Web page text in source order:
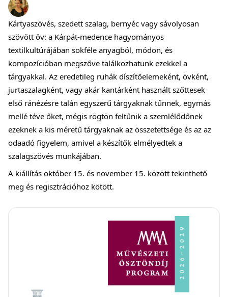
Kártyaszövés, szedett szalag, bernyéc vagy sávolyosan
szövött öv: a Kárpát-medence hagyományos
textilkultúrájában sokféle anyagból, módon, és
kompozícióban megszőve találkozhatunk ezekkel a
tárgyakkal. Az eredetileg ruhák díszítőelemeként, övként,
jurtaszalagként, vagy akár kantárként használt szőttesek
első ránézésre talán egyszerű tárgyaknak tűnnek, egymás
mellé téve őket, mégis rögtön feltűnik a szemlélődőnek
ezeknek a kis méretű tárgyaknak az összetettsége és az az
odaadó figyelem, amivel a készítők elmélyedtek a
szalagszövés munkájában.
A kiállítás október 15. és november 15. között tekinthető
meg és regisztrációhoz kötött.